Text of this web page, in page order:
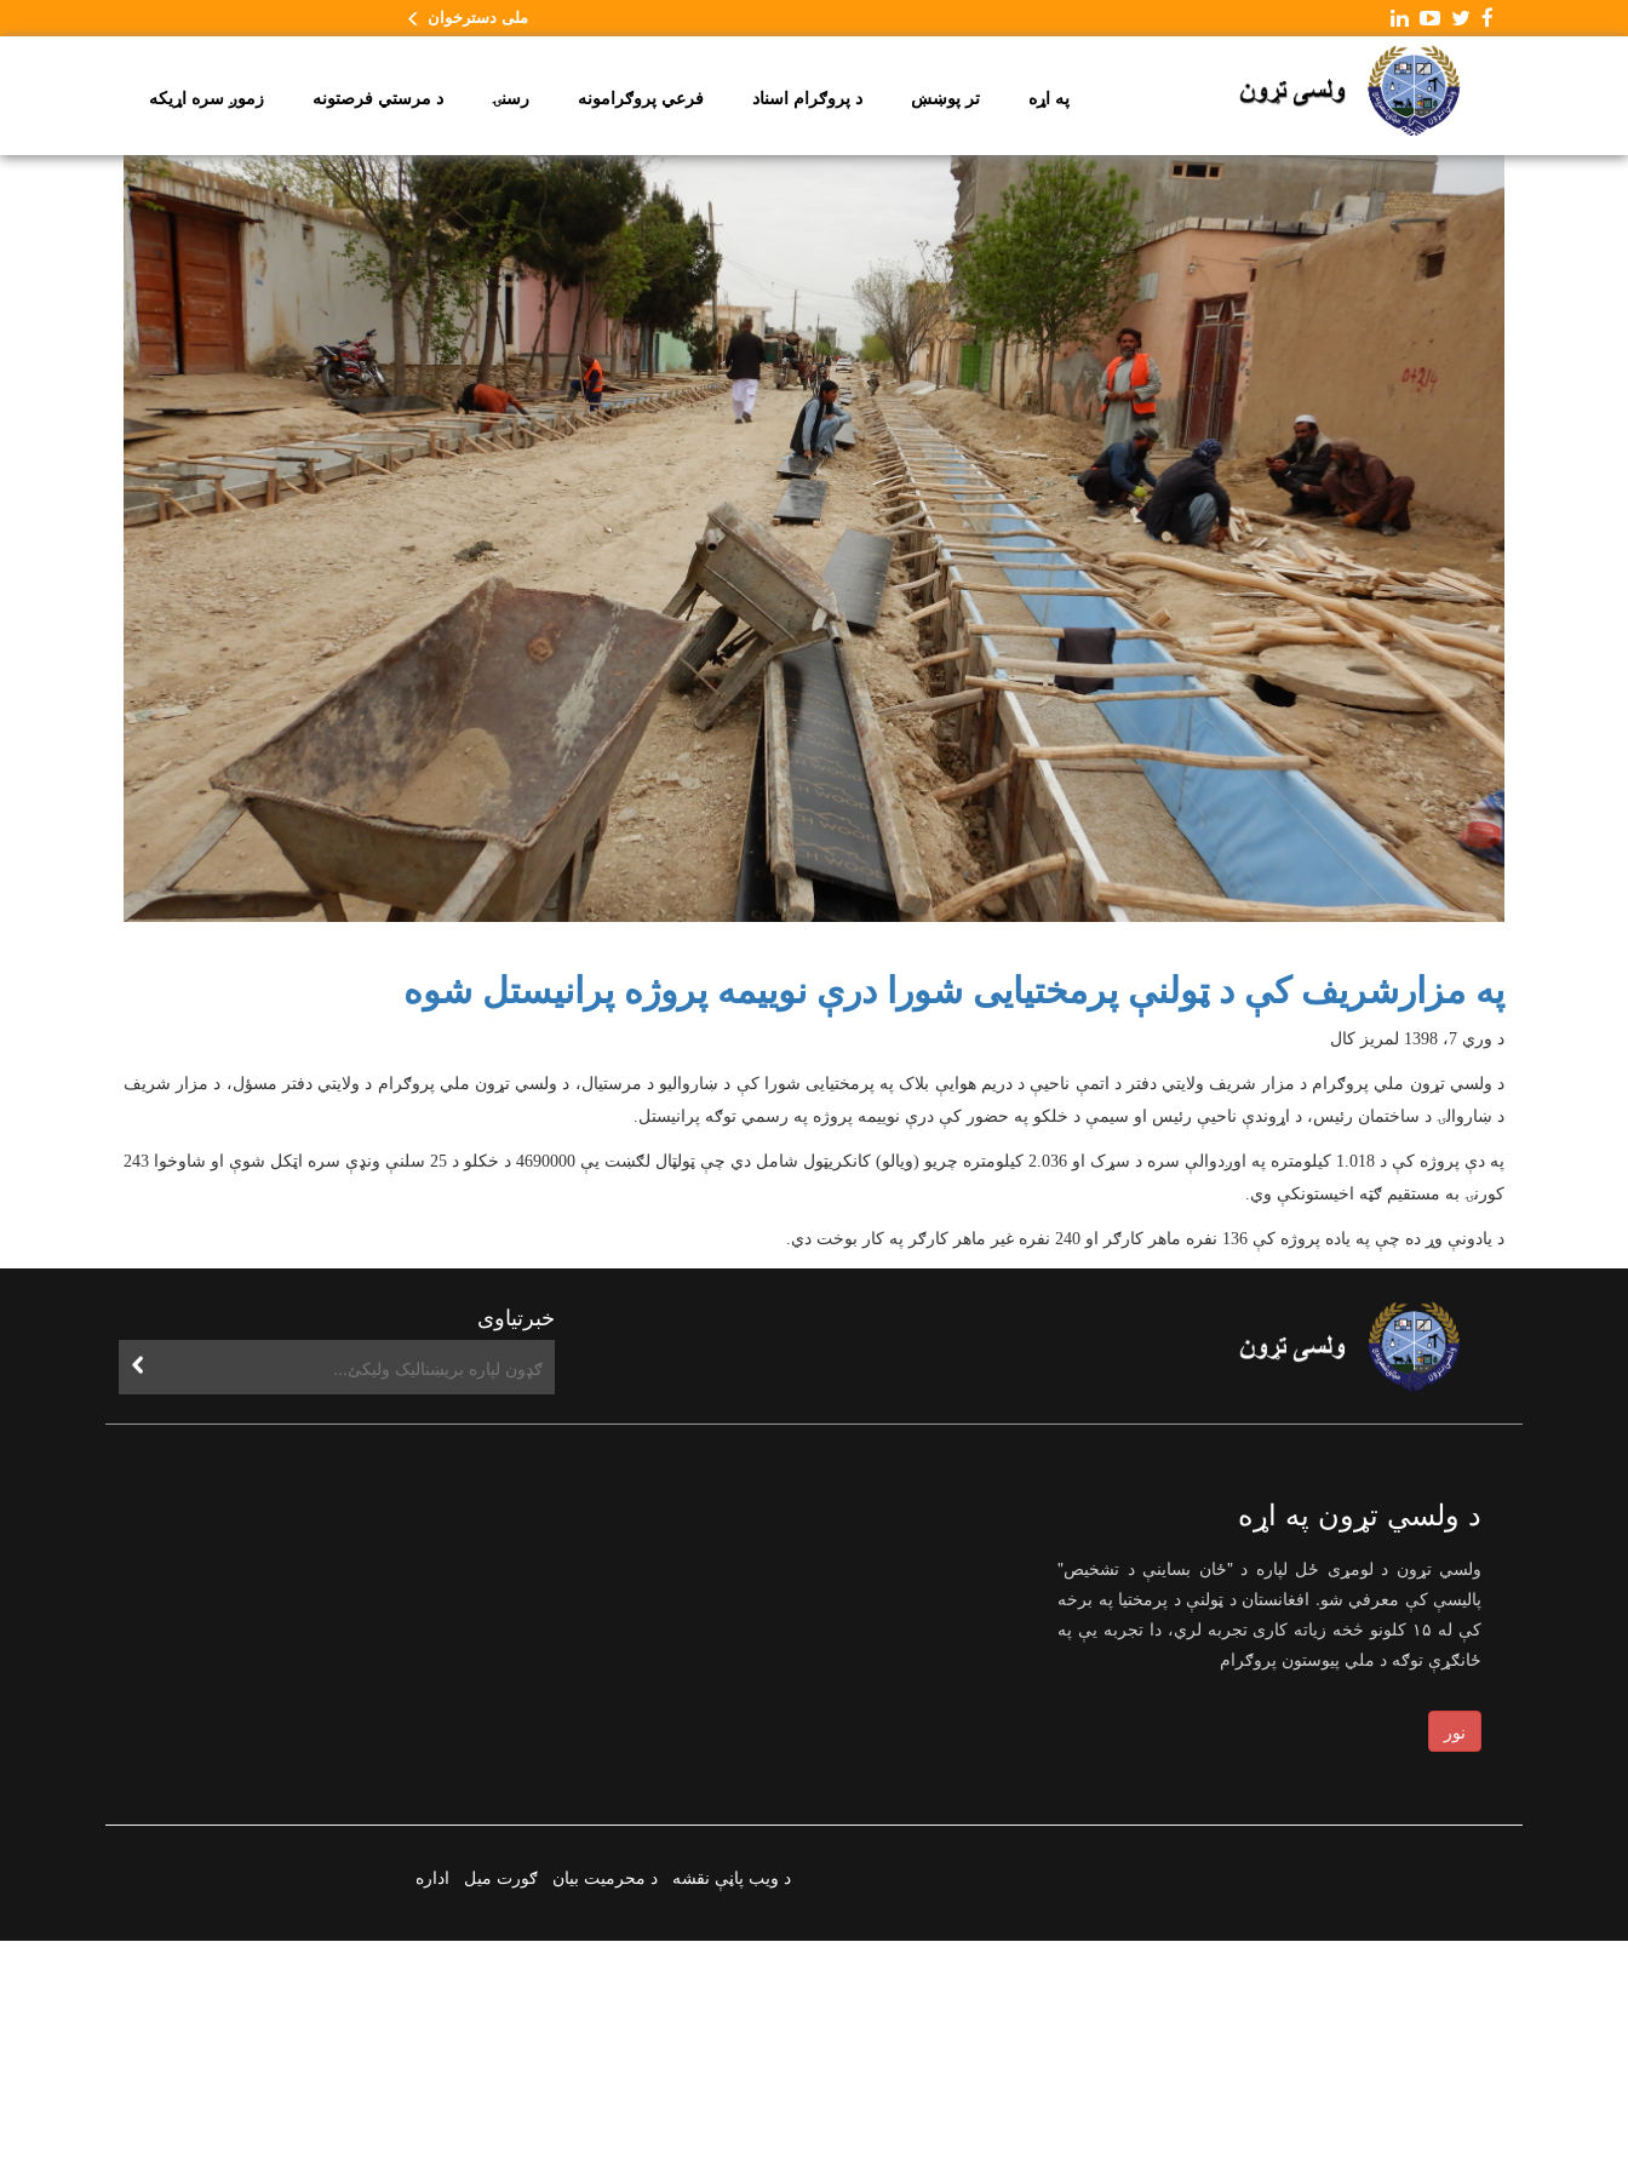
ملی دسترخوان
په اړه تر پوښښ د پروګرام اسناد فرعي پروګرامونه رسنۍ د مرستي فرصتونه زموږ سره اړیکه
په مزارشریف کې د ټولنې پرمختیایی شورا درې نوییمه پروژه پرانیستل شوه
د وري 7، 1398 لمریز کال
د ولسي تړون ملي پروګرام د مزار شریف ولایتي دفتر د اتمې ناحیې د دریم هوایې بلاک په پرمختیایی شورا کې د ښاروالیو د مرستیال، د ولسي تړون ملي پروګرام د ولایتي دفتر مسؤل، د مزار شریف
د ښاروالۍ د ساختمان رئیس، د اړوندې ناحیې رئیس او سیمې د خلکو په حضور کې درې نوییمه پروژه په رسمي توګه پرانیستل.
په دې پروژه کې د 1.018 کیلومتره په اوږدوالې سره د سړک او 2.036 کیلومتره چریو (ویالو) کانکریټول شامل دي چې ټولټال لګښت یې 4690000 د خکلو د 25 سلنې ونډې سره اټکل شوې او شاوخوا 243
کورنۍ به مستقیم ګټه اخیستونکې وي.
د یادونې وړ ده چې په یاده پروژه کې 136 نفره ماهر کارګر او 240 نفره غیر ماهر کارګر په کار بوخت دي.
خبرتیاوی
د ولسي تړون په اړه
ولسي تړون د لومړی ځل لپاره د "ځان بساینې د تشخیص"
پالیسې کې معرفي شو. افغانستان د ټولنې د پرمختیا په برخه
کې له ۱۵ کلونو څخه زیاته کاری تجربه لري، دا تجربه یې په
ځانګړې توګه د ملي پیوستون پروګرام
نور
د ویب پاڼې نقشه د محرمیت بیان ګورت میل اداره